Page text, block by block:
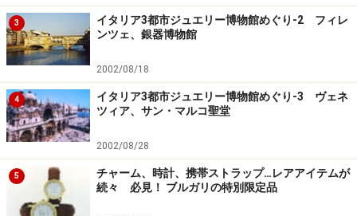
3
イタリア3都市ジュエリー博物館めぐり-2 フィレ
ンツェ、銀器博物館
2002/08/18
4
イタリア3都市ジュエリー博物館めぐり-3 ヴェネ
ツィア、サン・マルコ聖堂
2002/08/28
5
チャーム、時計、携帯ストラップ…レアアイテムが
続々 必見！ ブルガリの特別限定品